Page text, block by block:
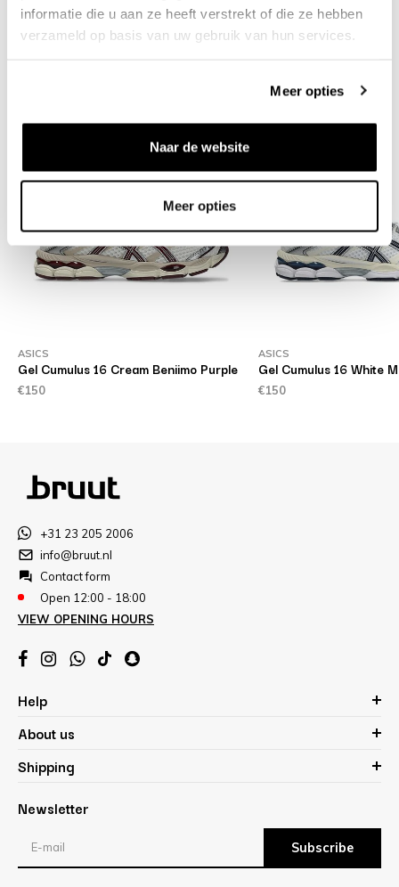
informatie die u aan ze heeft verstrekt of die ze hebben
verzameld op basis van uw gebruik van hun services.
Meer opties
Naar de website
Meer opties
Shipment and returns
Related products
ASICS
Gel Cumulus 16 Cream Beniimo Purple
€150
ASICS
Gel Cumulus 16 White
€150
+31 23 205 2006
info@bruut.nl
Contact form
Open 12:00 - 18:00
VIEW OPENING HOURS
Help
About us
Shipping
Newsletter
Subscribe